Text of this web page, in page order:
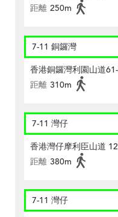
距離 250m
7-11 銅鑼灣
香港銅鑼灣利園山道
距離 310m
7-11 灣仔
香港灣仔摩利臣山道
距離 380m
7-11 灣仔